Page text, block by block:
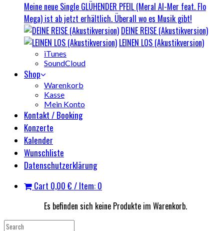
Meine neue Single GLÜHENDER PFEIL (Meral Al-Mer feat. Flo
Mega) ist ab jetzt erhältlich. Überall wo es Musik gibt!
DEINE REISE (Akustikversion)
LEINEN LOS (Akustikversion)
iTunes
SoundCloud
Shop
Warenkorb
Kasse
Mein Konto
Kontakt / Booking
Konzerte
Kalender
Wunschliste
Datenschutzerklärung
Cart 0,00 € / Item: 0
Es befinden sich keine Produkte im Warenkorb.